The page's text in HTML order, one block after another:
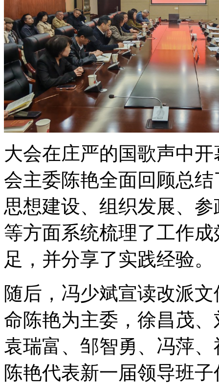
大会在庄严的国歌声中
会主委陈艳全面回顾总
思想建设、组织发展、
等方面系统梳理了工作
足，并分享了实践经验。
随后，冯少斌宣读改派
命陈艳为主委，徐昌茂
袁瑞富、邹智勇、冯萍
陈艳代表新一届领导班